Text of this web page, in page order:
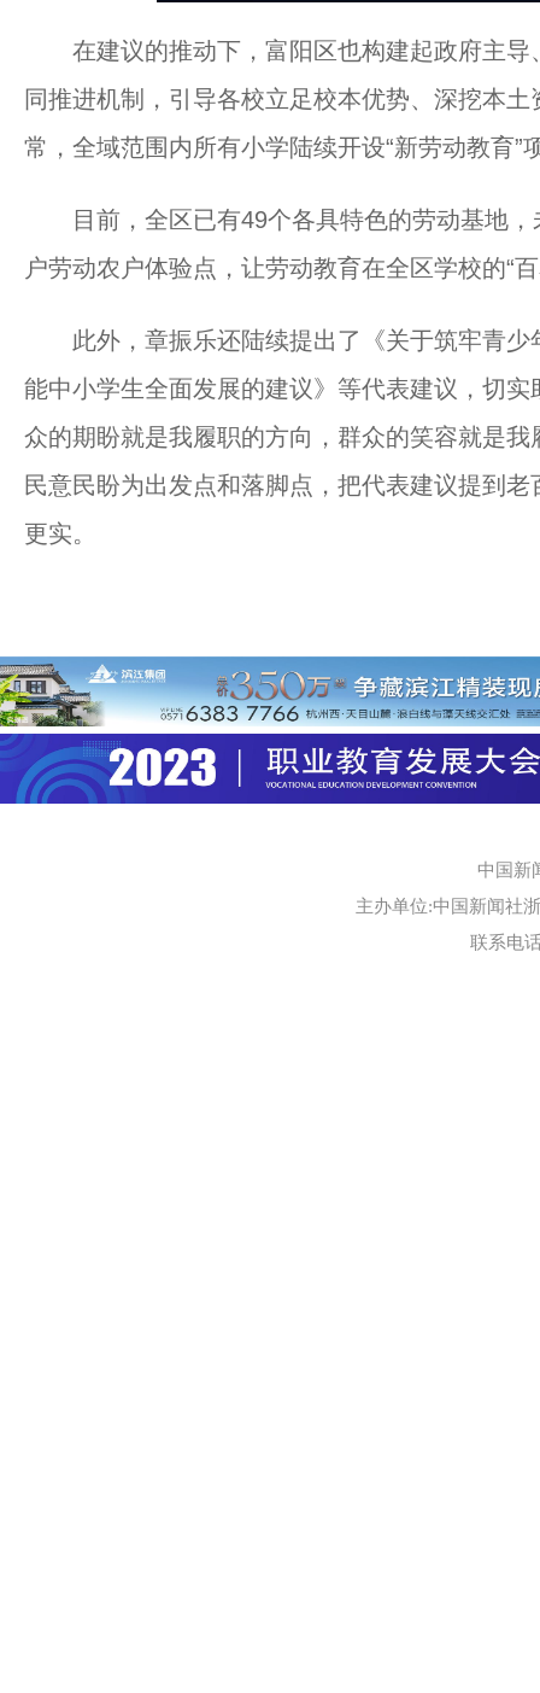
在建议的推动下，富阳区也构建起政府主导
同推进机制，引导各校立足校本优势、深挖本
常，全域范围内所有小学陆续开设“新劳动教育”
目前，全区已有49个各具特色的劳动基地，
户劳动农户体验点，让劳动教育在全区学校的“
此外，章振乐还陆续提出了《关于筑牢青少
能中小学生全面发展的建议》等代表建议，切
众的期盼就是我履职的方向，群众的笑容就是
民意民盼为出发点和落脚点，把代表建议提到
更实。
中国新
主办单位:中国新闻社
联系电